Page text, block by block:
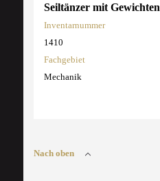
Seiltänzer mit Gewichten
Inventarnummer
1410
Fachgebiet
Mechanik
Nach oben